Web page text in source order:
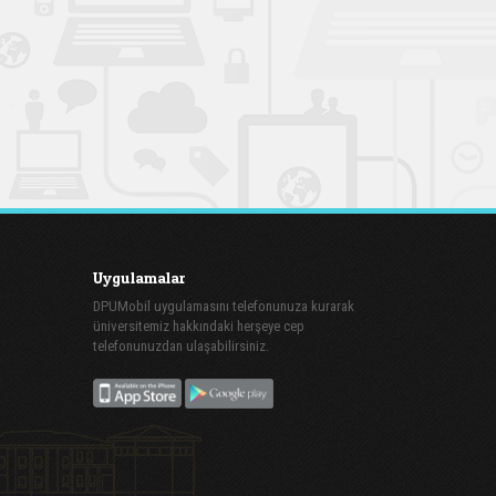
Uygulamalar
DPUMobil uygulamasını telefonunuza kurarak
üniversitemiz hakkındaki herşeye cep
telefonunuzdan ulaşabilirsiniz.